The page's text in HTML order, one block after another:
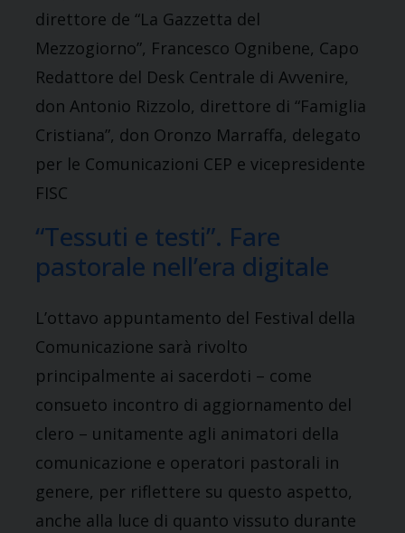
direttore de “La Gazzetta del
Mezzogiorno”, Francesco Ognibene, Capo
Redattore del Desk Centrale di Avvenire,
don Antonio Rizzolo, direttore di “Famiglia
Cristiana”, don Oronzo Marraffa, delegato
per le Comunicazioni CEP e vicepresidente
FISC
“Tessuti e testi”. Fare
pastorale nell’era digitale
L’ottavo appuntamento del Festival della
Comunicazione sarà rivolto
principalmente ai sacerdoti – come
consueto incontro di aggiornamento del
clero – unitamente agli animatori della
comunicazione e operatori pastorali in
genere, per riflettere su questo aspetto,
anche alla luce di quanto vissuto durante